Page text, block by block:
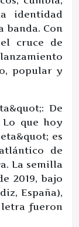
identidad
banda. Con
cruce de
popular y
De
Lo que hoy
es
de
La semilla
2019, bajo
España),
fueron